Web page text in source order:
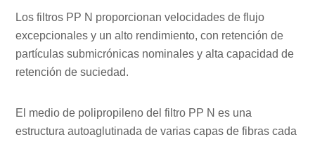
Los filtros PP N proporcionan velocidades de flujo
excepcionales y un alto rendimiento, con retención de
partículas submicrónicas nominales y alta capacidad de
retención de suciedad.
El medio de polipropileno del filtro PP N es una
estructura autoaglutinada de varias capas de fibras cada